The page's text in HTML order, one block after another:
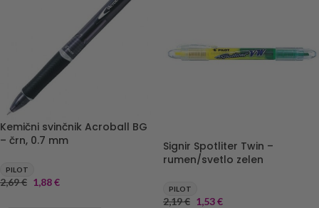
Kemični svinčnik Acroball BG
– črn, 0.7 mm
PILOT
2,69€ 1,88€
Signir Spotliter Twin –
rumen/svetlo zelen
PILOT
2,19€ 1,53€